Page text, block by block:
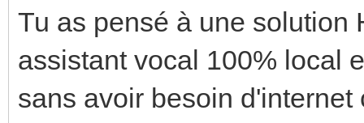
Tu as pensé à une solution
assistant vocal 100% local
sans avoir besoin